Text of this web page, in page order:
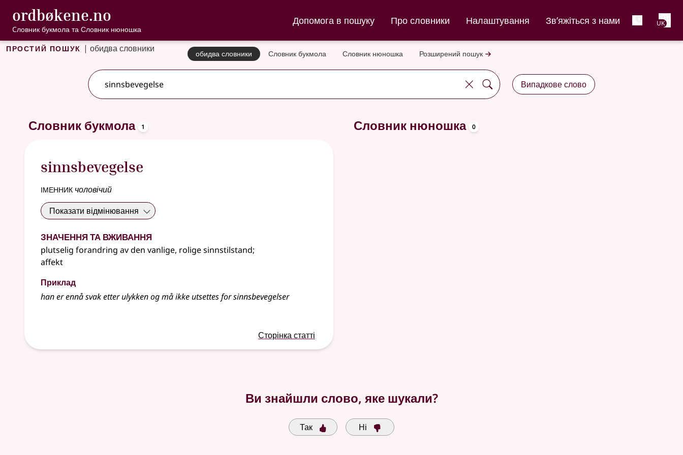
Перейти до основного вмісту
Доступність
ordbøkene.no , Cловник букмола та Словник нюношка
Cловник букмола та Словник нюношка
Допомога в пошуку Про словники Налаштування Зв’яжіться з нами UK
Простий пошук |обидва словники обидва словники Словник букмола Словник нюношка Розширений пошук
Випадкове слово
Словник букмола 1
sinnsbevegelse
іменник чоловічий
Показати відмінювання
Значення та вживання
plutselig forandring av den vanlige, rolige sinnstilstand;
affekt
Приклад
han er ennå svak etter ulykken og må ikke utsettes forsinnsbevegelser
Сторінка статті
Словник нюношка 0
Ви знайшли слово, яке шукали?
Так Ні